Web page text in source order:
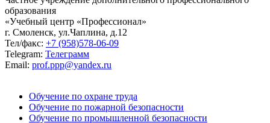
образования
«Учебный центр «Профессионал»
г. Смоленск, ул.Чаплина, д.12
Тел/факс: +7 (958)578-06-09
Telegram: Телеграмм
Email: prof.ppp@yandex.ru
Обучение по охране труда
Обучение по пожарной безопасности
Обучение по промышленной безопасности